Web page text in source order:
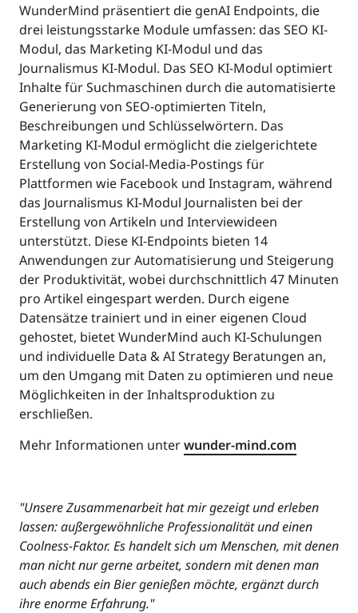
WunderMind präsentiert die genAI Endpoints, die
drei leistungsstarke Module umfassen: das SEO KI-
Modul, das Marketing KI-Modul und das
Journalismus KI-Modul. Das SEO KI-Modul optimiert
Inhalte für Suchmaschinen durch die automatisierte
Generierung von SEO-optimierten Titeln,
Beschreibungen und Schlüsselwörtern. Das
Marketing KI-Modul ermöglicht die zielgerichtete
Erstellung von Social-Media-Postings für
Plattformen wie Facebook und Instagram, während
das Journalismus KI-Modul Journalisten bei der
Erstellung von Artikeln und Interviewideen
unterstützt. Diese KI-Endpoints bieten 14
Anwendungen zur Automatisierung und Steigerung
der Produktivität, wobei durchschnittlich 47 Minuten
pro Artikel eingespart werden. Durch eigene
Datensätze trainiert und in einer eigenen Cloud
gehostet, bietet WunderMind auch KI-Schulungen
und individuelle Data & AI Strategy Beratungen an,
um den Umgang mit Daten zu optimieren und neue
Möglichkeiten in der Inhaltsproduktion zu
erschließen.
Mehr Informationen unterwunder-mind.com
"Unsere Zusammenarbeit hat mir gezeigt und erleben
lassen: außergewöhnliche Professionalität und einen
Coolness-Faktor. Es handelt sich um Menschen, mit denen
man nicht nur gerne arbeitet, sondern mit denen man
auch abends ein Bier genießen möchte, ergänzt durch
ihre enorme Erfahrung."